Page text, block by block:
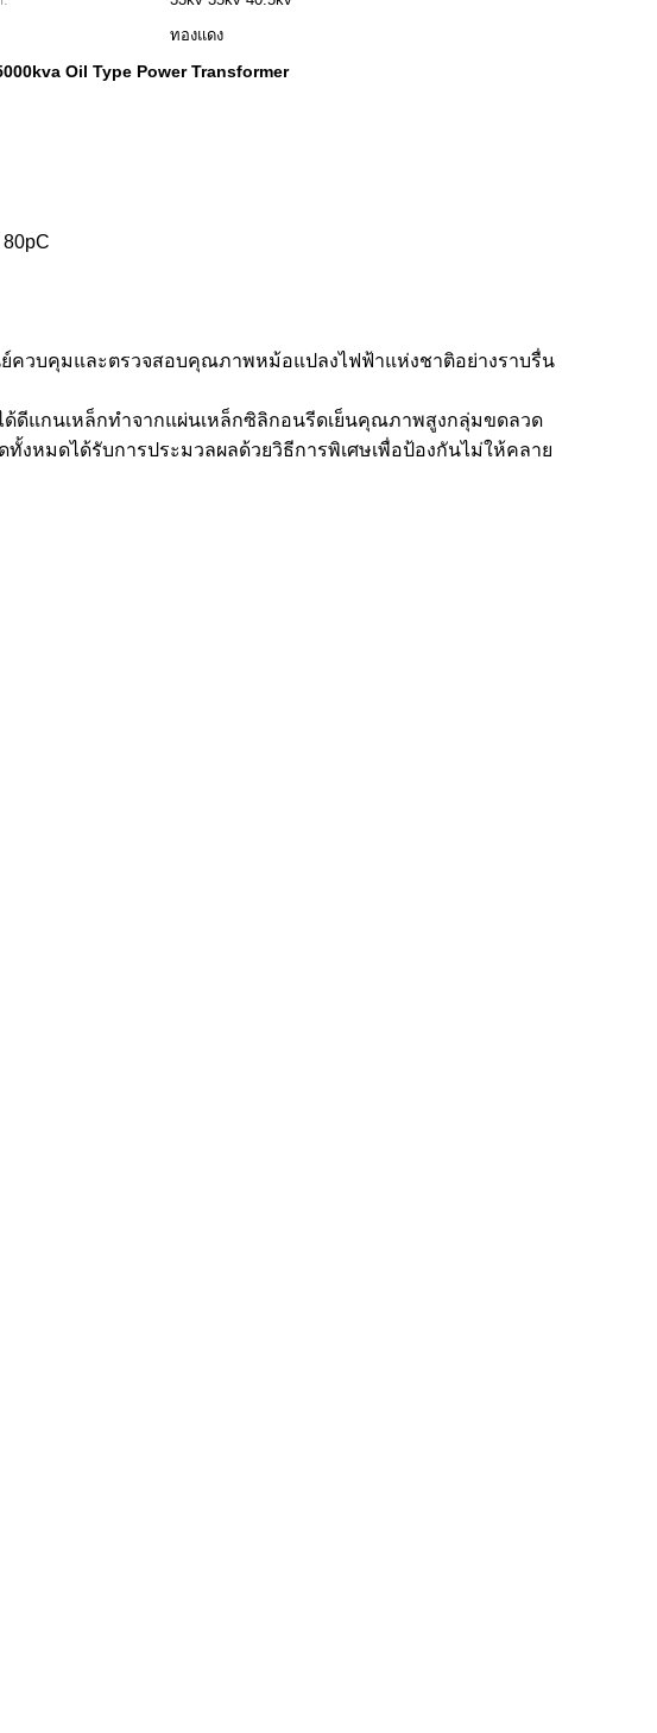
ทองแดง
Oil Type Power Transformer
ย์ควบคุมและตรวจสอบคุณภาพหม้อแปลงไฟฟ้าแห่งชาติอย่างราบรื่น
ดีแกนเหล็กทำจากแผ่นเหล็กซิลิกอนรีดเย็นคุณภาพสูงกลุ่มขดลวด
หมดได้รับการประมวลผลด้วยวิธีการพิเศษเพื่อป้องกันไม่ให้คลาย